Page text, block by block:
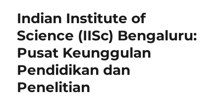
Indian Institute of
Science (IISc) Bengaluru:
Pusat Keunggulan
Pendidikan dan
Penelitian